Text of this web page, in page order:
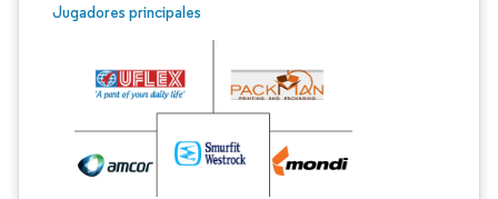
Jugadores principales
Imagen © Mordor Intelligence. El uso requiere atribución según CC BY 4.0.